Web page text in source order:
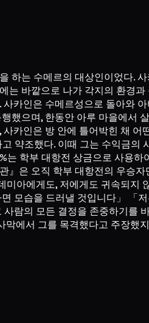
하는 수메르의 대상인이었다.
바깥으로 나가 각지의 환경
카인은 수메르성으로 돌아와
했으며, 한동안 아루 마을에서
카인은 방 안에 틀어박힌 채
약조했다. 이때 그는 수익금
학부 대항전 상금으로 사용
은 오직 학부 대항전의 우승
아에게도, 저에게도 귀속되
모습을 드러낼 것입니다」 「
람의 모든 결정을 존중하기를
에서 그를 목격했다고 주장했